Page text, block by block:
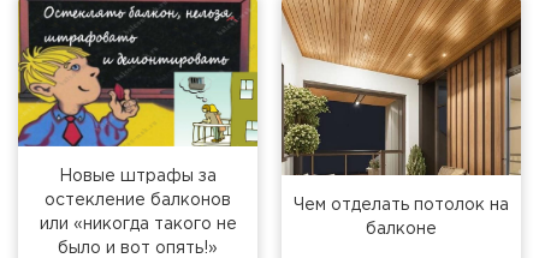
Новые штрафы за
остекление балконов
или «никогда такого не
было и вот опять!»
Чем отделать потолок на
балконе